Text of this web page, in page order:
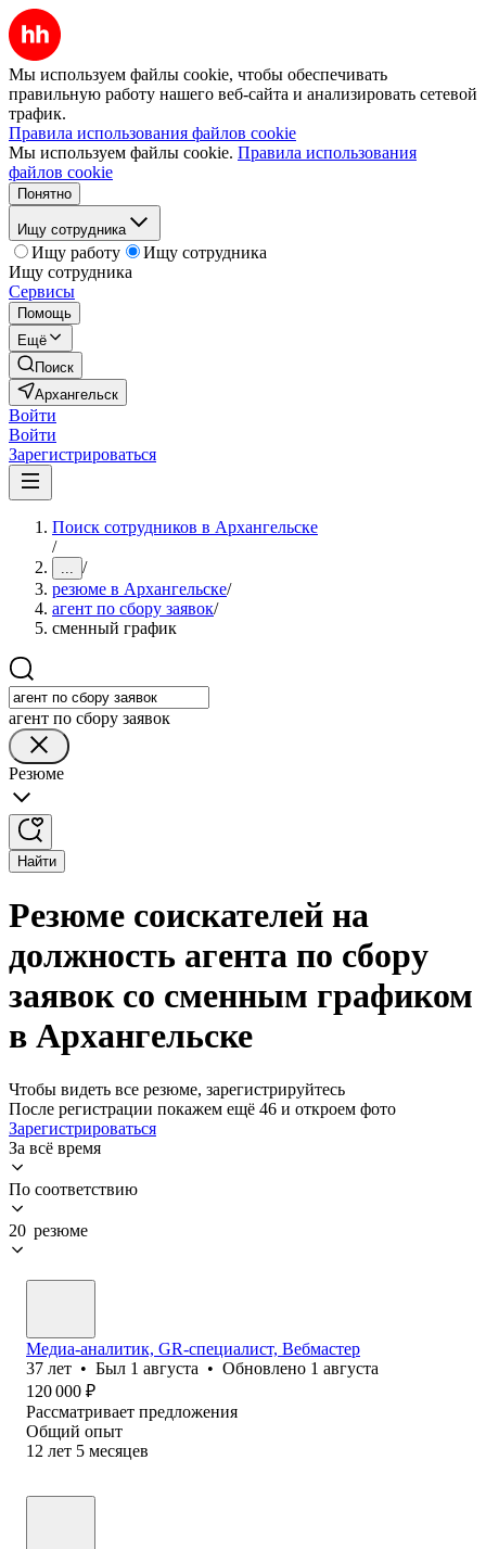
Мы используем файлы cookie, чтобы обеспечивать
правильную работу нашего веб-сайта и анализировать сетевой
трафик.
Правила использования файлов cookie
Мы используем файлы cookie. Правила использования
файлов cookie
Понятно
Ищу сотрудника
Ищу работу
Ищу сотрудника
Ищу сотрудника
Сервисы
Помощь
Ещё
Поиск
Архангельск
Войти
Войти
Зарегистрироваться
Поиск сотрудников в Архангельске
/
... /
резюме в Архангельске/
агент по сбору заявок/
сменный график
агент по сбору заявок
Резюме
Найти
Резюме соискателей на
должность агента по сбору
заявок со сменным графиком
в Архангельске
Чтобы видеть все резюме, зарегистрируйтесь
После регистрации покажем ещё 46 и откроем фото
Зарегистрироваться
За всё время
По соответствию
20 резюме
Медиа-аналитик, GR-специалист, Вебмастер
37 лет • Был 1 августа • Обновлено 1 августа
120 000 ₽
Рассматривает предложения
Общий опыт
12 лет 5 месяцев